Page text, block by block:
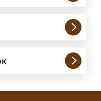
в машинах
от габаритов
определяется